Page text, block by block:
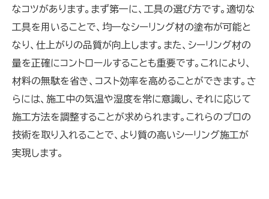
なコツがあります。まず第一に、工具の選び方です。適切な
工具を用いることで、均一なシーリング材の塗布が可能と
なり、仕上がりの品質が向上します。また、シーリング材の
量を正確にコントロールすることも重要です。これにより、
材料の無駄を省き、コスト効率を高めることができます。さ
らには、施工中の気温や湿度を常に意識し、それに応じて
施工方法を調整することが求められます。これらのプロの
技術を取り入れることで、より質の高いシーリング施工が
実現します。